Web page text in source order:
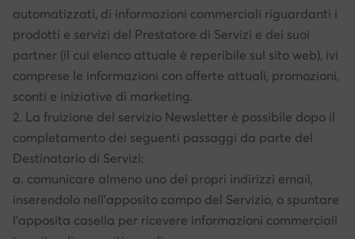
automatizzati, di informazioni commerciali riguardanti i
prodotti e servizi del Prestatore di Servizi e dei suoi
partner (il cui elenco attuale è reperibile sul sito web), ivi
comprese le informazioni con offerte attuali, promozioni,
sconti e iniziative di marketing.
2. La fruizione del servizio Newsletter è possibile dopo il
completamento dei seguenti passaggi da parte del
Destinatario di Servizi:
a. comunicare almeno uno dei propri indirizzi email,
inserendolo nell’apposito campo del Servizio, o spuntare
l’apposita casella per ricevere informazioni commerciali